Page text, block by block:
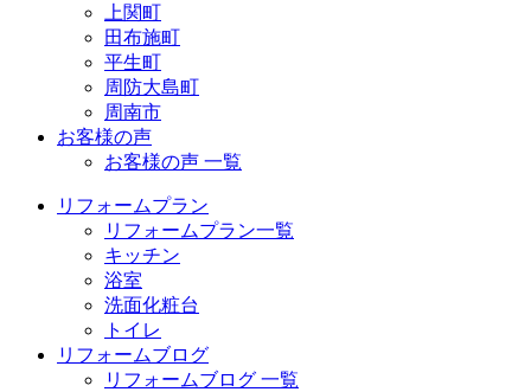
上関町
田布施町
平生町
周防大島町
周南市
お客様の声
お客様の声 一覧
リフォームプラン
リフォームプラン一覧
キッチン
浴室
洗面化粧台
トイレ
リフォームブログ
リフォームブログ 一覧